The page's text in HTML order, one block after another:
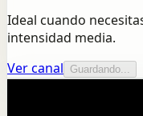
Ideal cuando
intensidad media.
Ver canal
Guardando...